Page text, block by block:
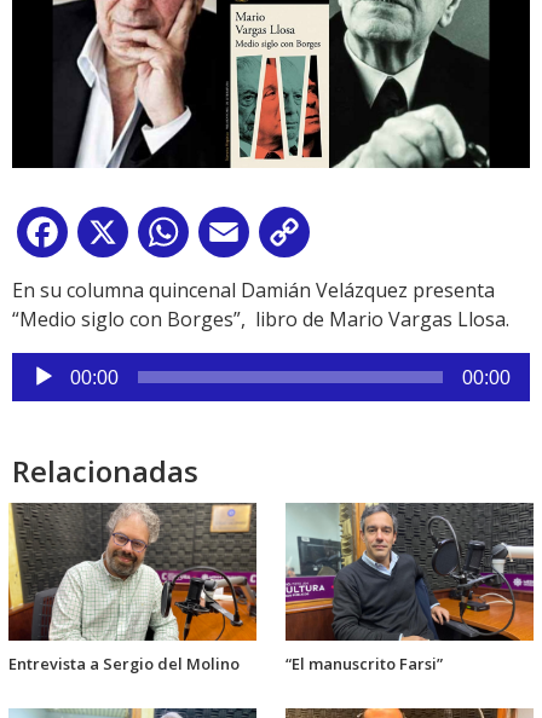
Facebook
X WhatsApp
Email
Link
En su columna quincenal Damián Velázquez presenta
“Medio siglo con Borges”, libro de Mario Vargas Llosa.
Reproductor
de
00:00 00:00
Relacionadas
Entrevista a Sergio del Molino “El manuscrito Farsi”